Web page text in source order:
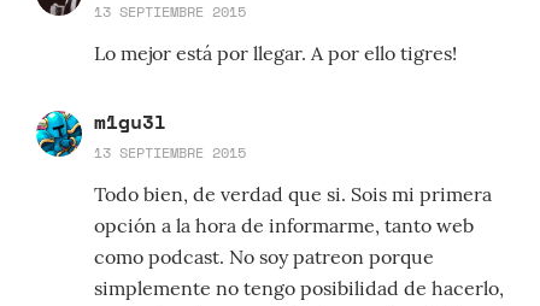
13 SEPTIEMBRE 2015
Lo mejor está por llegar. A por ello tigres!
m1gu3l
13 SEPTIEMBRE 2015
Todo bien, de verdad que si. Sois mi primera
opción a la hora de informarme, tanto web
como podcast. No soy patreon porque
simplemente no tengo posibilidad de hacerlo,